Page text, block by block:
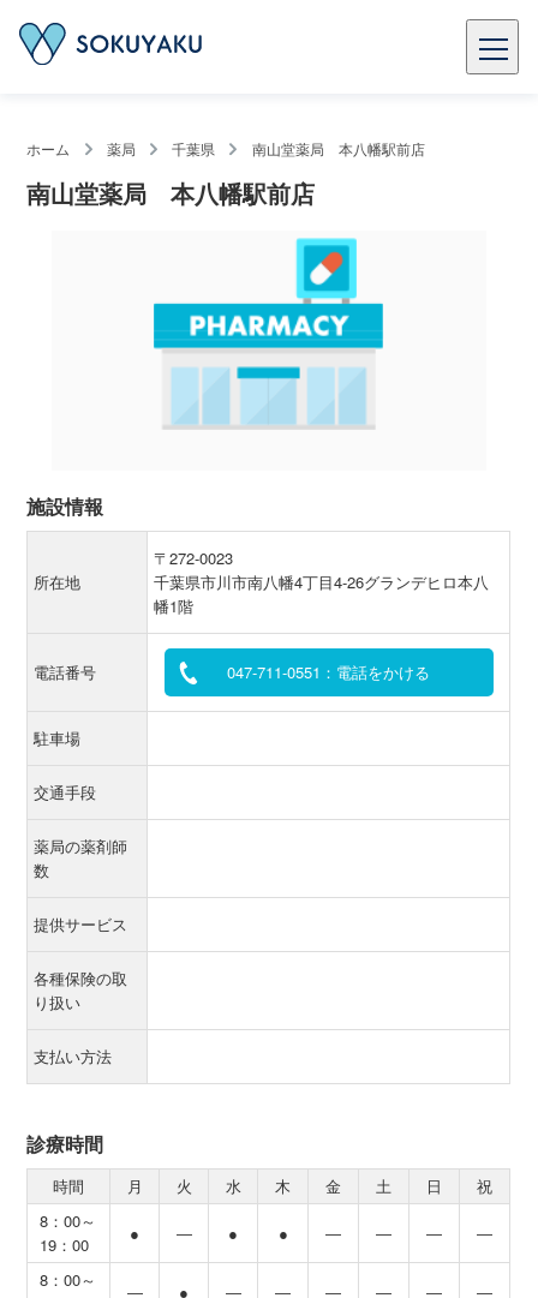
ホーム 薬局 千葉県 南山堂薬局 本八幡駅前店
南山堂薬局 本八幡駅前店
施設情報
所在地
〒272-0023
千葉県市川市南八幡4丁目4-26グランデヒロ本八
幡1階
電話番号 047-711-0551：電話をかける
駐車場
交通手段
薬局の薬剤師
数
提供サービス
各種保険の取
り扱い
支払い方法
診療時間
時間 月 火 水 木 金 土 日
祝
8：00～
19：00
● ― ● ● ― ― ― ―
8：00～
― ● ― ― ― ― ― ―